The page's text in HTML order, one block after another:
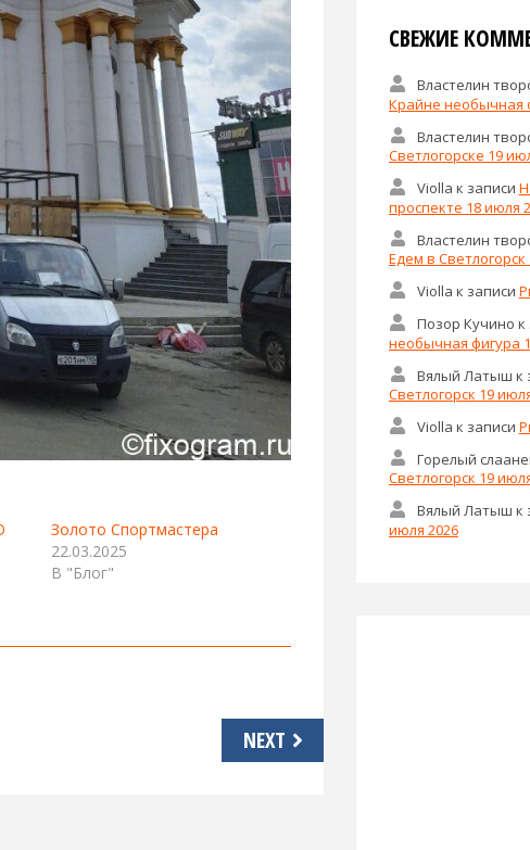
Золото Спортмастера
22.03.2025
В "Блог"
NEXT
СВЕЖИЕ
Властелин
Крайне необычная
Властелин
Светлогорске 19
Violla к записи
проспекте 18 июля
Властелин
Едем в Светлогорск
Violla к записи
Позор Кучино к
необычная фигура
Вялый Латыш к
Светлогорск 19
Violla к записи
Горелый
Светлогорск 19
Вялый Латыш к
июля 2026